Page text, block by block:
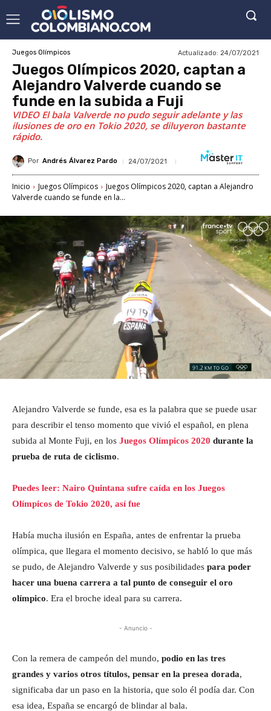
Juegos Olímpicos Actualizado: 24/07/2021
Juegos Olímpicos 2020, captan a
Alejandro Valverde cuando se
funde en la subida a Fuji
VIDEO El bala Valverde no pudo seguir adelante y las
ilusiones de oro en Tokio 2020, se diluyeron bastante
rápido.
Por Andrés Álvarez Pardo 24/07/2021
Inicio Juegos Olímpicos
Juegos Olímpicos 2020, captan a Alejandro
Valverde cuando se funde en la...
Alejandro Valverde se funde, esa es la palabra que se puede usar
para describir el tenso momento que vivió el español, en plena
subida al Monte Fuji, en los Juegos Olímpicos 2020 durante la
prueba de ruta de ciclismo.
Puedes leer: Nairo Quintana sufre caída en los Juegos
Olímpicos de Tokio 2020, así fue
Había mucha ilusión en España, antes de enfrentar la prueba
olímpica, que llegara el momento decisivo, se habló lo que más
se pudo, de Alejandro Valverde y sus posibilidades para poder
hacer una buena carrera a tal punto de conseguir el oro
olímpico. Era el broche ideal para su carrera.
- Anuncio -
Con la remera de campeón del mundo, podio en las tres
grandes y varios otros títulos, pensar en la presea dorada,
significaba dar un paso en la historia, que solo él podía dar. Con
esa idea, España se encargó de blindar al bala.